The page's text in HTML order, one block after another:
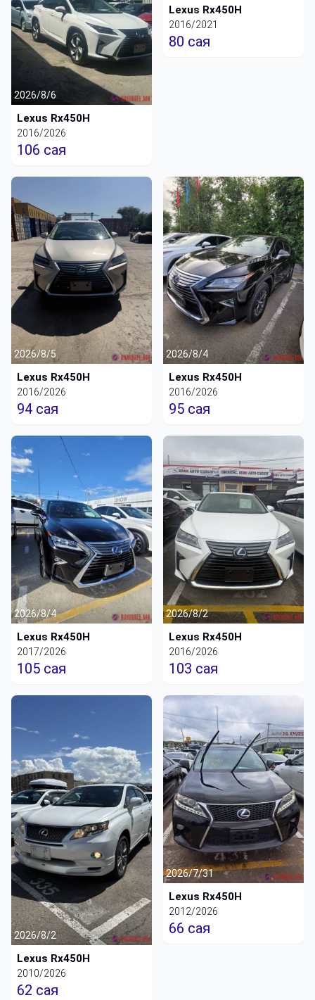
2026/8/6
Lexus Rx450H
2016/2026
106 сая
Lexus Rx450H
2016/2021
80 сая
2026/8/5
Lexus Rx450H
2016/2026
94 сая
2026/8/4
Lexus Rx450H
2016/2026
95 сая
2026/8/4
Lexus Rx450H
2017/2026
105 сая
2026/8/2
Lexus Rx450H
2016/2026
103 сая
2026/8/2
Lexus Rx450H
2010/2026
62 сая
2026/7/31
Lexus Rx450H
2012/2026
66 сая